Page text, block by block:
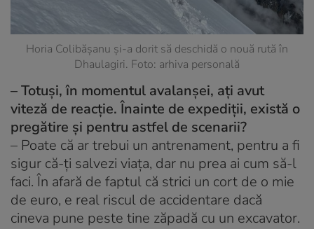
Horia Colibășanu și-a dorit să deschidă o nouă rută în
Dhaulagiri. Foto: arhiva personală
– Totuși, în momentul avalanșei, ați avut
viteză de reacție. Înainte de expediții, există o
pregătire și pentru astfel de scenarii?
– Poate că ar trebui un antrenament, pentru a fi
sigur că-ți salvezi viața, dar nu prea ai cum să-l
faci. În afară de faptul că strici un cort de o mie
de euro, e real riscul de accidentare dacă
cineva pune peste tine zăpadă cu un excavator.